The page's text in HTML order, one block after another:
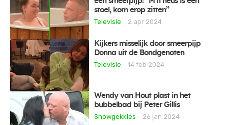
stoel, kom erop zitten”
Televisie
2 apr 2024
Kijkers misselijk door smeerpijp
Donna uit de Bondgenoten
Televisie
14 feb 2024
Wendy van Hout plast in het
bubbelbad bij Peter Gillis
Showgekkies
26 jan 2024